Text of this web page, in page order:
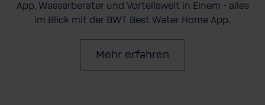
App, Wasserberater und Vorteilswelt in Einem - alles
im Blick mit der BWT Best Water Home App.
Mehr erfahren